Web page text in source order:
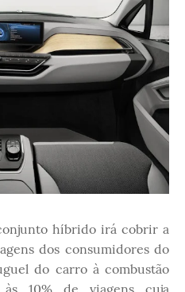
híbrido irá cobrir a
dos consumidores do
do carro à combustão
10% de viagens cuja